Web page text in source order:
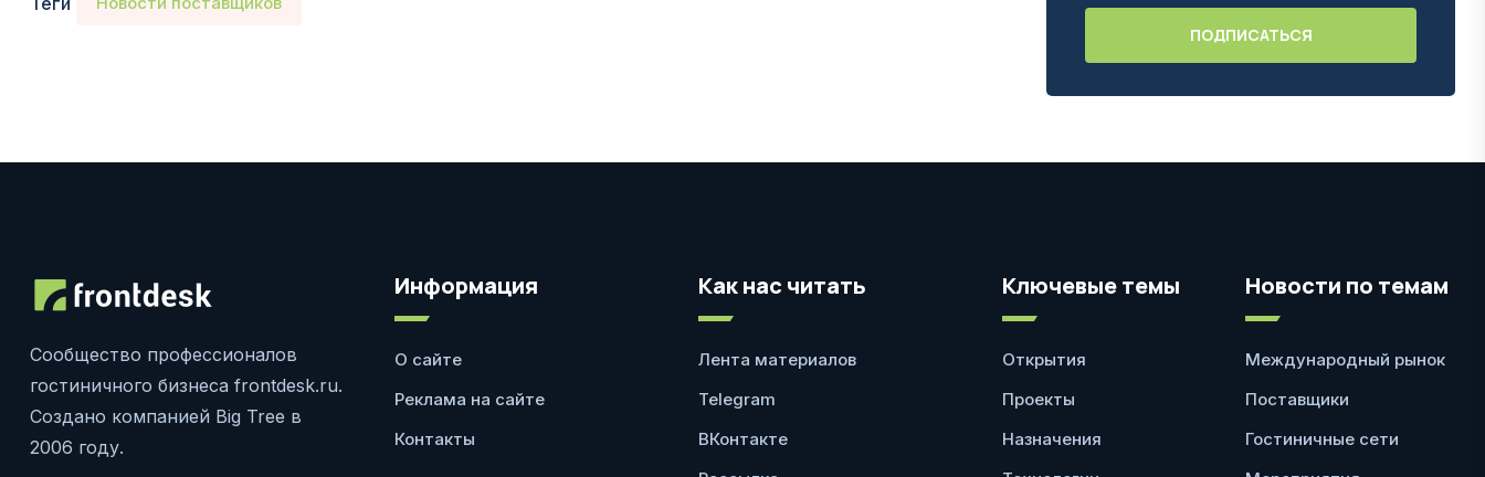
Сообщество профессионалов
гостиничного бизнеса frontdesk.ru.
Создано компанией Big Tree в
2006 году.
Информация
О сайте
Реклама на сайте
Контакты
Как нас читать
Лента материалов
Telegram
ВКонтакте
Ключевые темы
Открытия
Проекты
Назначения
Новости по темам
Международный рынок
Поставщики
Гостиничные сети